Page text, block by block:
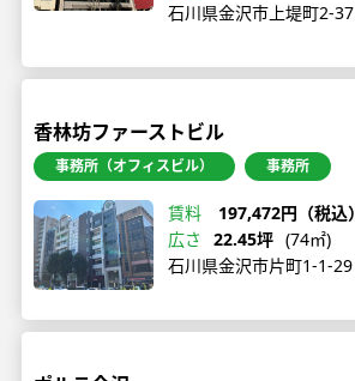
石川県金沢市上堤町2-37
香林坊ファーストビル
事務所（オフィスビル） 事務所
賃料
197,472円（税込）
広さ
22.45坪 (74㎡)
石川県金沢市片町1-1-29